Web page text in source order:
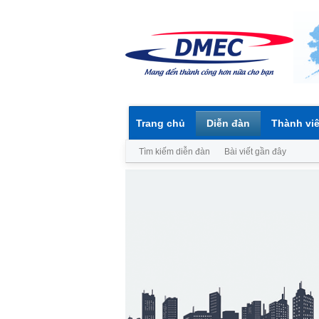
Trang chủ Diễn đàn
Tìm kiếm diễn đàn Bài viết gần đây
Thành